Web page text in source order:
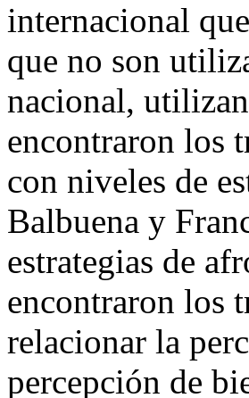
Se encontraron
internacional
que no son
nacional,
encontraron los
con niveles de
Balbuena y
estrategias de
encontraron los
relacionar la